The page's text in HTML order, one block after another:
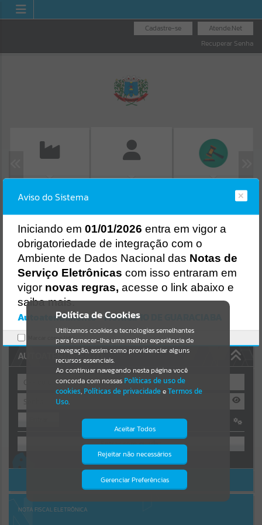
Atende.Net
Cadastre-se
Recuperar Senha
ISS/ALVARÁ
Resultados para""
Portais
Por favor, aguarde...
NOTÍCIAS
Por favor, aguarde...
Por favor, aguarde...
AUTOATENDIMENTO
OU
Cadastre-se|Recuperar Senha
ACESSAR SEM LOGIN
NOTA FISCAL ELETRÔNICA
Política de Cookies
Utilizamos cookies e tecnologias semelhantes
para fornecer-lhe uma melhor experiência de
navegação, assim como providenciar alguns
recursos essenciais.
Ao continuar navegando nesta página você
concorda com nossas Políticas de uso de
cookies, Políticas de privacidadeeTermos de
Uso.
Aceitar Todos
Rejeitar não necessários
Gerenciar Preferências
Isto significa que diversos recursos
providenciados poderão não estar
Aviso do Sistema
Iniciando em 01/01/2026 entra em vigor a
obrigatoriedade de integração com o
Ambiente de Dados Nacional das Notas de
Serviço Eletrônicas com isso entraram em
vigor novas regras, acesse o link abaixo e
saiba mais.
Autoatendimento - MUNICIPIO DE GUARACIABA
Marcar como lido.
Erro
Gerenciamento do Sistema
CÓDIGO DA MENSAGEM:
Ocorreu um erro de script:
Uncaught SyntaxError: Unexpected token '('
https://guaraciaba.atende.net/cidadao/pagina/static/bundle/wpo_in
dex_2_base_l2_portal_editores_sync_d9fb77cfd5741fafc9972edc7a6
41fea.js?v=83d4f602:47
Verificar Mais Detalhes